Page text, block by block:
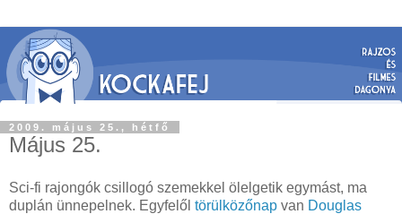
2009. május 25., hétfő
Május 25.
Sci-fi rajongók csillogó szemekkel ölelgetik egymást, ma
duplán ünnepelnek. Egyfelől törülközőnap van Douglas